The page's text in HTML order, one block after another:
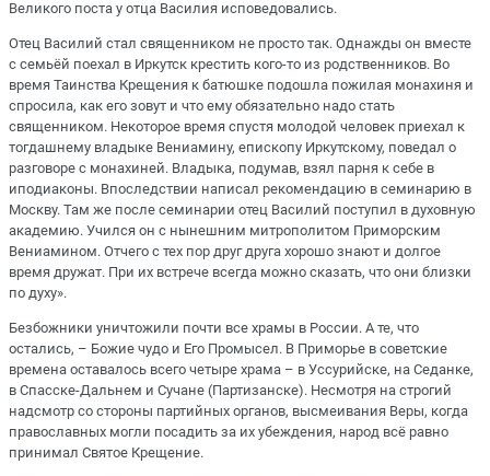
Великого поста у отца Василия исповедовались.
Отец Василий стал священником не просто так. Однажды он вместе
с семьёй поехал в Иркутск крестить кого-то из родственников. Во
время Таинства Крещения к батюшке подошла пожилая монахиня и
спросила, как его зовут и что ему обязательно надо стать
священником. Некоторое время спустя молодой человек приехал к
тогдашнему владыке Вениамину, епископу Иркутскому, поведал о
разговоре с монахиней. Владыка, подумав, взял парня к себе в
иподиаконы. Впоследствии написал рекомендацию в семинарию в
Москву. Там же после семинарии отец Василий поступил в духовную
академию. Учился он с нынешним митрополитом Приморским
Вениамином. Отчего с тех пор друг друга хорошо знают и долгое
время дружат. При их встрече всегда можно сказать, что они близки
по духу».
Безбожники уничтожили почти все храмы в России. А те, что
остались, – Божие чудо и Его Промысел. В Приморье в советские
времена оставалось всего четыре храма – в Уссурийске, на Седанке,
в Спасске-Дальнем и Сучане (Партизанске). Несмотря на строгий
надсмотр со стороны партийных органов, высмеивания Веры, когда
православных могли посадить за их убеждения, народ всё равно
принимал Святое Крещение.